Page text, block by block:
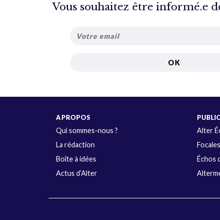
Vous souhaitez être informé.e
A PROPOS
Qui sommes-nous ?
La rédaction
Boîte à idées
Actus d’Alter
Alter
Focales
Échos